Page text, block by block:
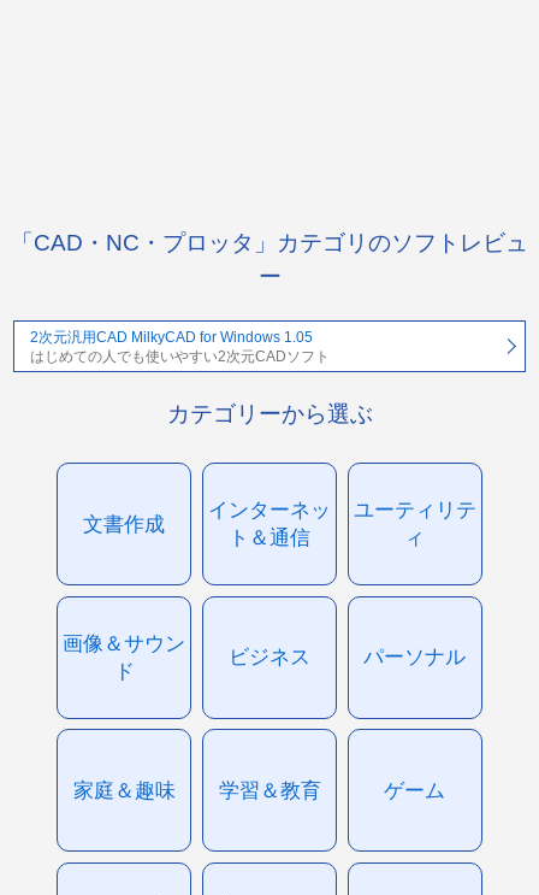
「CAD・NC・プロッタ」カテゴリのソフトレビュ
ー
2次元汎用CAD MilkyCAD for Windows 1.05
はじめての人でも使いやすい2次元CADソフト
カテゴリーから選ぶ
文書作成
インターネッ
ト＆通信
ユーティリテ
ィ
画像＆サウン
ド
ビジネス パーソナル
家庭＆趣味 学習＆教育 ゲーム